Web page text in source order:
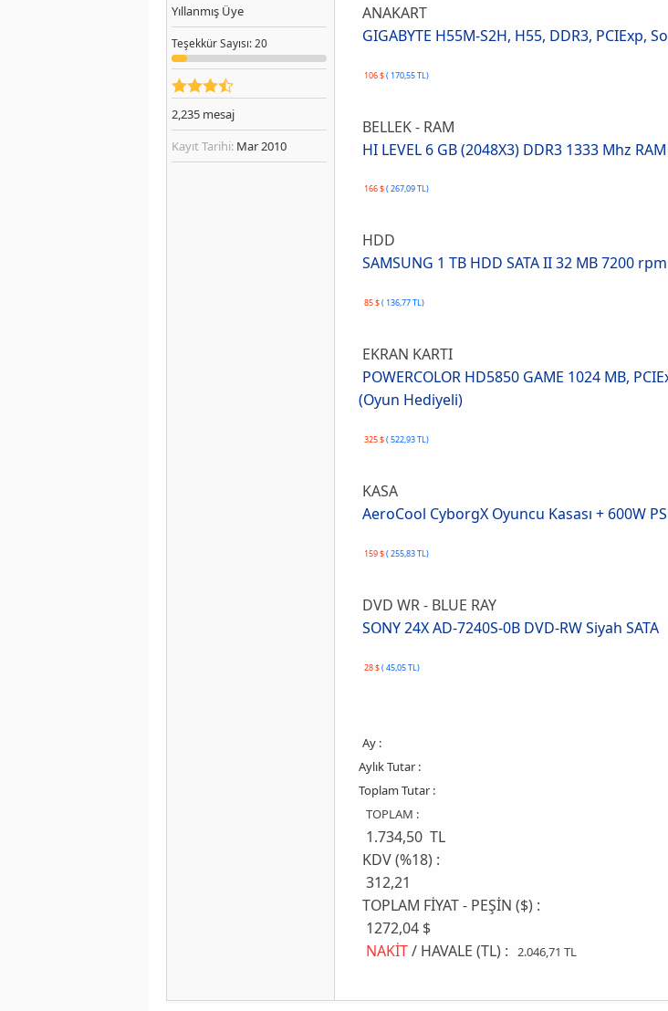
Yıllanmış Üye
TeşekkürSayısı: 20
2,235 mesaj
Kayıt Tarihi: Mar 2010
ANAKART
GIGABYTE H55M-S2H, H55, DDR3, PCIExp,
106 $( 170,55 TL)
BELLEK - RAM
HI LEVEL 6 GB (2048X3) DDR3 1333 Mhz
166 $( 267,09 TL)
HDD
SAMSUNG 1 TB HDD SATA II 32 MB 7200
85 $( 136,77 TL)
EKRAN KARTI
POWERCOLOR HD5850 GAME 1024 MB,
(Oyun Hediyeli)
325 $( 522,93 TL)
KASA
AeroCool CyborgX Oyuncu Kasası + 600W
159 $( 255,83 TL)
DVD WR - BLUE RAY
SONY 24X AD-7240S-0B DVD-RW Siyah SATA
28 $( 45,05 TL)
Ay :
Aylık Tutar :
Toplam Tutar :
TOPLAM :
1.734,50 TL
KDV (%18) :
312,21
TOPLAM FİYAT - PEŞİN ($) :
1272,04 $
NAKİT/ HAVALE (TL) : 2.046,71 TL